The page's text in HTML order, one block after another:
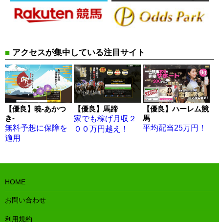
■ アクセスが集中している注目サイト
【優良】暁-あかつ
き-
無料予想に保障を
適用
【優良】馬蹄
家でも稼げ月収２
００万円越え！
【優良】ハーレム競
馬
平均配当25万円！
HOME
お問い合わせ
利用規約